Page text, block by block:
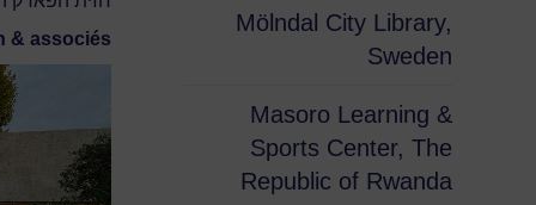
& associés
Mölndal City Library,
Sweden
Masoro Learning &
Sports Center, The
Republic of Rwanda